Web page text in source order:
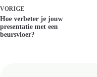
VORIGE
Hoe verbeter je jouw
presentatie met een
beursvloer?